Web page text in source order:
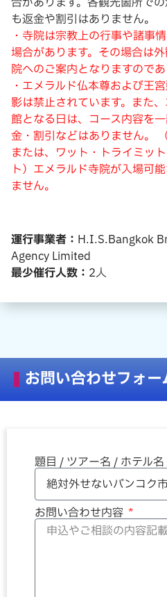
も返金や割引はありません。
・寺院は宗教上の行事や諸事
場合があります。その場合は
院へのご案内となりますので
・エメラルド仏本尊および王
影は禁止されています。また
館となる日は、コース内容を
金・割引などはありません。
または、ワット・トライミッ
ト）エメラルド寺院が入場可
ません。
運行事業者： H.I.S.Bangkok
Agency Limited
最少催行人数： 2人
お問い合わせフォー
題目 / ツアー名 / ホテル名
お問い合わせ内容